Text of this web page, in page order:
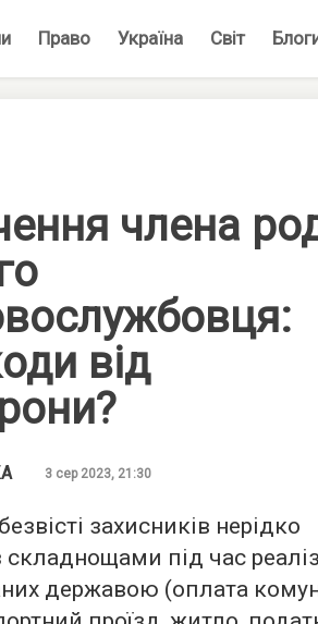
Право Україна Світ
члена
від
3 сер 2023, 21:30
захисників нерідко
складнощами під час
державою (оплата